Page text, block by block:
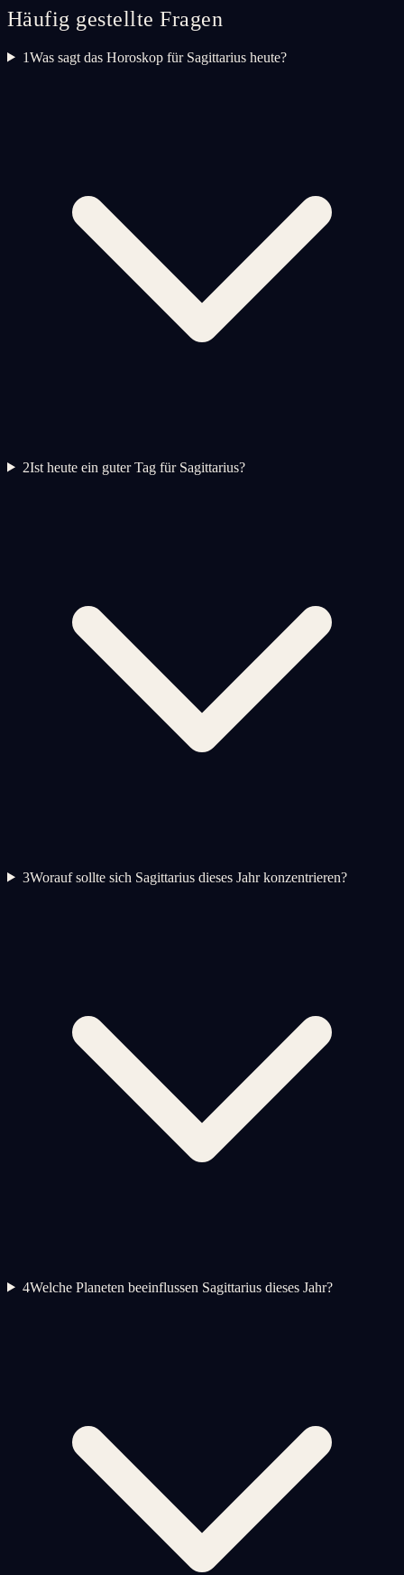
Häufig gestellte Fragen
1Was sagt das Horoskop für Sagittarius heute?
2Ist heute ein guter Tag für Sagittarius?
3Worauf sollte sich Sagittarius dieses Jahr konzentrieren?
4Welche Planeten beeinflussen Sagittarius dieses Jahr?